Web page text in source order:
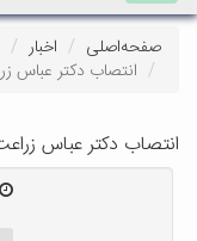
صفحه‌اصلی اخبار
انتصاب دکتر عباس
انتصاب دکتر عباس